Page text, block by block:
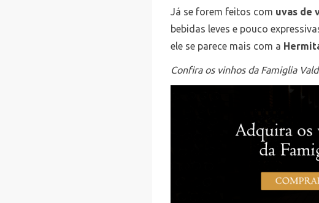
Já se forem feitos com uvas de
bebidas leves e pouco
ele se parece mais com a
Confira os vinhos da Famiglia